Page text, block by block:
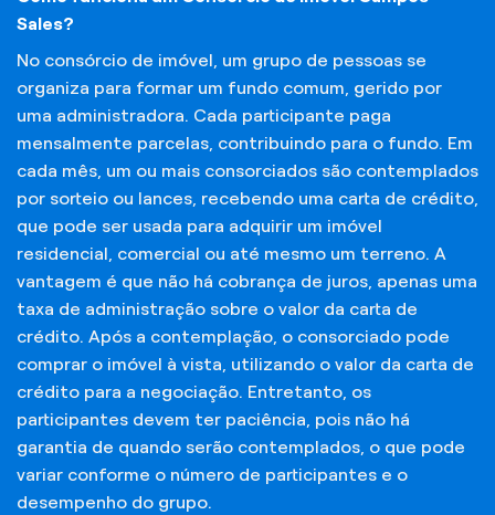
Sales?
No consórcio de imóvel, um grupo de pessoas se
organiza para formar um fundo comum, gerido por
uma administradora. Cada participante paga
mensalmente parcelas, contribuindo para o fundo. Em
cada mês, um ou mais consorciados são contemplados
por sorteio ou lances, recebendo uma carta de crédito,
que pode ser usada para adquirir um imóvel
residencial, comercial ou até mesmo um terreno. A
vantagem é que não há cobrança de juros, apenas uma
taxa de administração sobre o valor da carta de
crédito. Após a contemplação, o consorciado pode
comprar o imóvel à vista, utilizando o valor da carta de
crédito para a negociação. Entretanto, os
participantes devem ter paciência, pois não há
garantia de quando serão contemplados, o que pode
variar conforme o número de participantes e o
desempenho do grupo.